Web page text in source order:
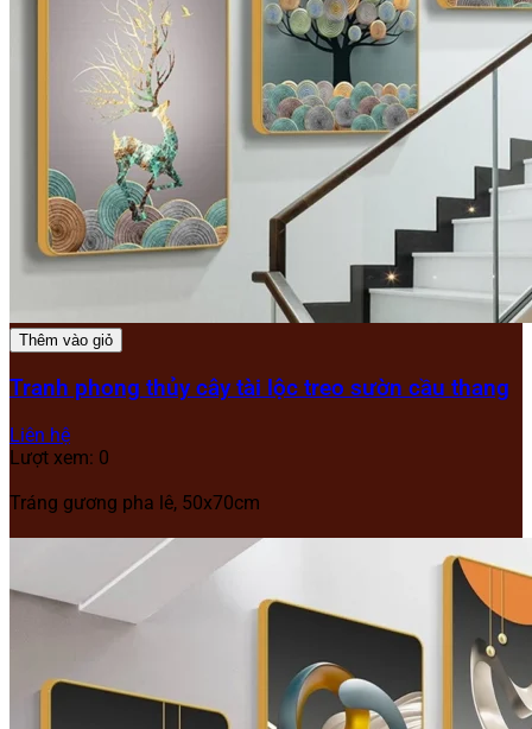
Thêm vào giỏ
Tranh phong thủy cây tài lộc treo sườn cầu thang
Liên hệ
Lượt xem: 0
Tráng gương pha lê, 50x70cm